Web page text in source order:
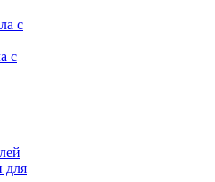
с
с
для